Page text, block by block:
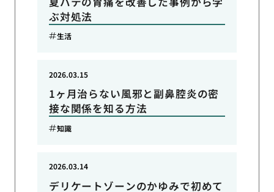
ぶ対処法
生活
1ヶ月治らない風邪と副鼻腔炎の密
接な関係を知る方法
2026.03.15
知識
デリケートゾーンのかゆみで初めて
2026.03.14